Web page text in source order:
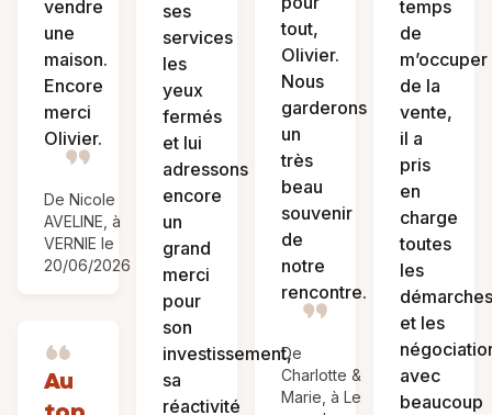
vendre
une
maison.
Encore
merci
Olivier.
De Nicole
AVELINE, à
VERNIE le
20/06/2026
Au
ses
services
les
yeux
fermés
et lui
adressons
encore
un
grand
merci
pour
son
investissement,
sa
réactivité
tout,
Olivier.
Nous
garderons
un
très
beau
souvenir
de
notre
rencontre.
De
Charlotte &
Marie, à Le
temps
de
m’occuper
de la
vente,
il a
pris
en
charge
toutes
les
démarches
et les
avec
beaucoup